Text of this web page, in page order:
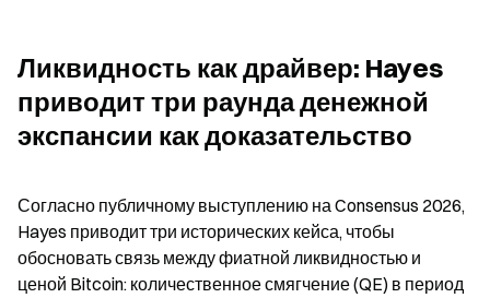
Ликвидность как драйвер: Hayes
приводит три раунда денежной
экспансии как доказательство
Согласно публичному выступлению на Consensus 2026,
Hayes приводит три исторических кейса, чтобы
обосновать связь между фиатной ликвидностью и
ценой Bitcoin: количественное смягчение (QE) в период